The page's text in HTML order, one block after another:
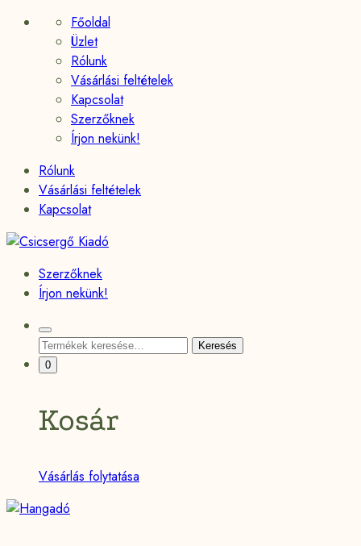
Skip
Főoldal
Üzlet
Rólunk
Vásárlási feltételek
Kapcsolat
Szerzőknek
Írjon nekünk!
Rólunk
Vásárlási feltételek
Kapcsolat
Szerzőknek
Írjon nekünk!
Search
Toggle
Keresés
a
Keresés
Minicart
Toggle
0
Kosár
Vásárlás folytatása